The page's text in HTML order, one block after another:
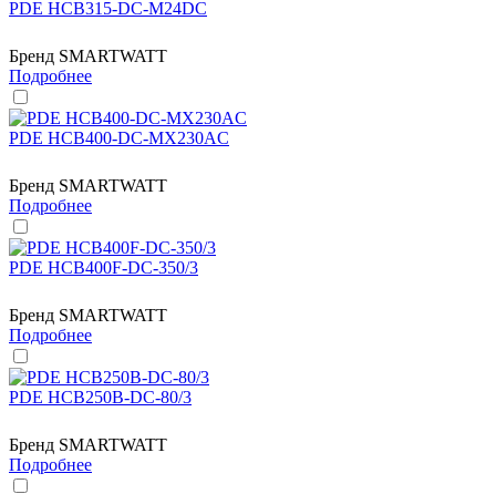
PDE HCB315-DC-M24DC
Бренд SMARTWATT
Подробнее
PDE HCB400-DC-MX230AC
Бренд SMARTWATT
Подробнее
PDE HCB400F-DC-350/3
Бренд SMARTWATT
Подробнее
PDE HCB250B-DC-80/3
Бренд SMARTWATT
Подробнее